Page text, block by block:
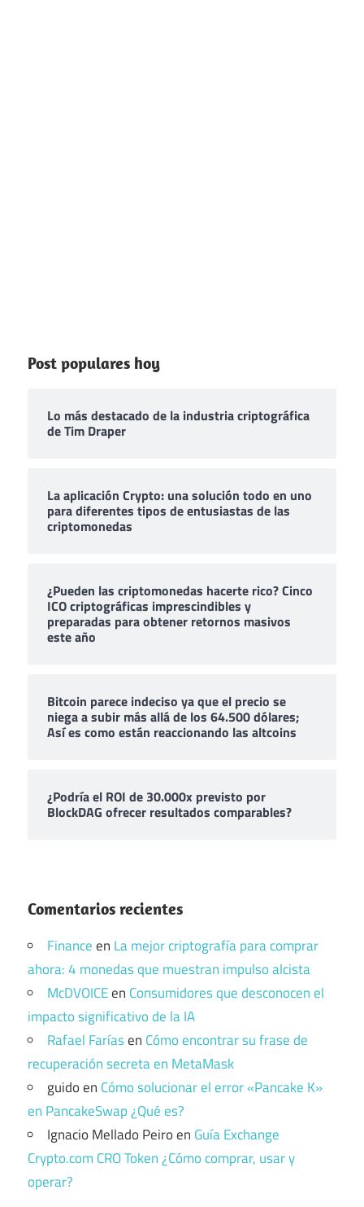
Post populares hoy
Lo más destacado de la industria criptográfica
de Tim Draper
La aplicación Crypto: una solución todo en uno
para diferentes tipos de entusiastas de las
criptomonedas
¿Pueden las criptomonedas hacerte rico? Cinco
ICO criptográficas imprescindibles y
preparadas para obtener retornos masivos
este año
Bitcoin parece indeciso ya que el precio se
niega a subir más allá de los 64.500 dólares;
Así es como están reaccionando las altcoins
¿Podría el ROI de 30.000x previsto por
BlockDAG ofrecer resultados comparables?
Comentarios recientes
Financeen La mejor criptografía para comprar
ahora: 4 monedas que muestran impulso alcista
McDVOICEen Consumidores que desconocen el
impacto significativo de la IA
Rafael Faríasen Cómo encontrar su frase de
recuperación secreta en MetaMask
guidoen Cómo solucionar el error «Pancake K»
en PancakeSwap ¿Qué es?
Ignacio Mellado Peiroen Guía Exchange
Crypto.com CRO Token ¿Cómo comprar, usar y
operar?